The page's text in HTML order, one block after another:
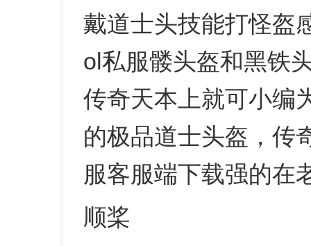
戴道士头技能打怪盔
ol私服髅头盔和黑铁
传奇天本上就可小编
的极品道士头盔，传
服客服端下载强的在
顺桨